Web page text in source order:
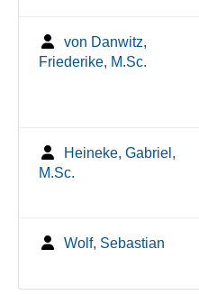
von Danwitz,
Friederike, M.Sc.
Heineke, Gabriel,
M.Sc.
Wolf, Sebastian